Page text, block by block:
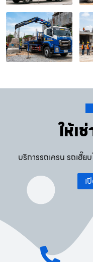
ให้เ
บริการรถเครน รถเฮี๊
เ